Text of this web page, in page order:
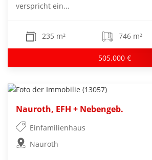
verspricht ein...
235 m² 746 m²
505.000 €
Nauroth, EFH + Nebengeb.
Einfamilienhaus
Nauroth